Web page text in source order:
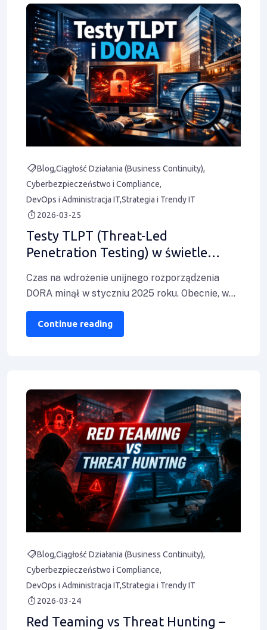
Blog Ciągłość Działania (Business Continuity)
Cyberbezpieczeństwo i Compliance
DevOps i Administracja ITStrategia i Trendy IT
2026-03-25
Testy TLPT (Threat-Led
Penetration Testing) w świetle
implementacji dla instytucji
finansowych
Czas na wdrożenie unijnego rozporządzenia
DORA minął w styczniu 2025 roku. Obecnie, w
2026 roku, organy nadzoru nie pytają już
Continue reading
Blog Ciągłość Działania (Business Continuity)
Cyberbezpieczeństwo i Compliance
DevOps i Administracja ITStrategia i Trendy IT
2026-03-24
Red Teaming vs Threat Hunting –